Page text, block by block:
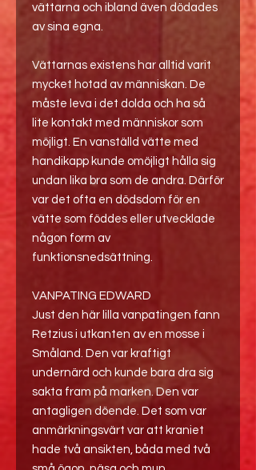
vättarna och ibland även dödades
av sina egna.
Vättarnas existens har alltid varit
mycket hotad av människan. De
måste leva i det dolda och ha så
lite kontakt med människor som
möjligt. En vanställd vätte med
handikapp kunde omöjligt hålla sig
undan lika bra som de andra. Därför
var det ofta en dödsdom för en
vätte som föddes eller utvecklade
någon form av
funktionsnedsättning.
VANPATING EDWARD
Just den här lilla vanpatingen fann
Retzius i utkanten av en mosse i
Småland. Den var kraftigt
undernärd och kunde bara dra sig
sakta fram på marken. Den var
antagligen döende. Det som var
anmärkningsvärt var att kraniet
hade två ansikten, båda med två